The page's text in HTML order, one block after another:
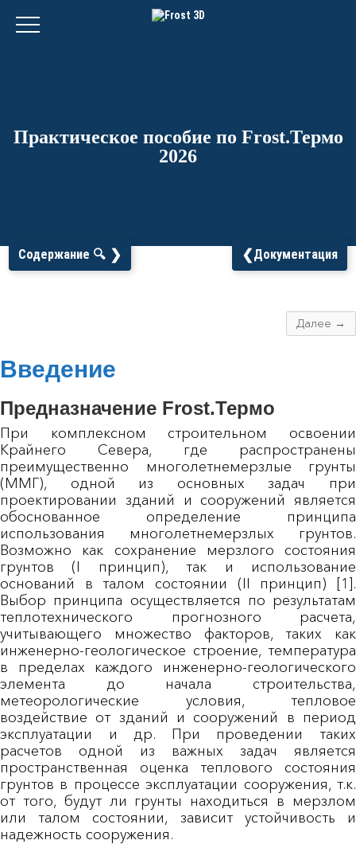
Практическое пособие по Frost.Термо
2026
Далее →
Введение
Предназначение Frost.Термо
При комплексном строительном освоении
Крайнего Севера, где распространены
преимущественно многолетнемерзлые грунты
(ММГ), одной из основных задач при
проектировании зданий и сооружений является
обоснованное определение принципа
использования многолетнемерзлых грунтов.
Возможно как сохранение мерзлого состояния
грунтов (I принцип), так и использование
оснований в талом состоянии (II принцип) [1].
Выбор принципа осуществляется по результатам
теплотехнического прогнозного расчета,
учитывающего множество факторов, таких как
инженерно-геологическое строение, температура
в пределах каждого инженерно-геологического
элемента до начала строительства,
метеорологические условия, тепловое
воздействие от зданий и сооружений в период
эксплуатации и др. При проведении таких
расчетов одной из важных задач является
пространственная оценка теплового состояния
грунтов в процессе эксплуатации сооружения, т.к.
от того, будут ли грунты находиться в мерзлом
или талом состоянии, зависит устойчивость и
надежность сооружения.
❮Документация
Содержание 🔍 ❯